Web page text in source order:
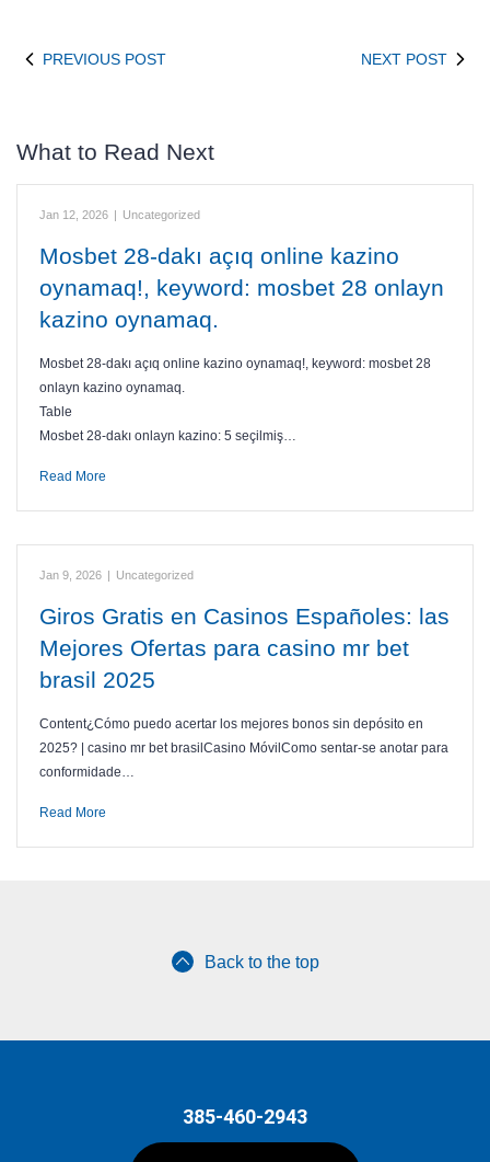
PREVIOUS POST NEXT POST
What to Read Next
Jan 12, 2026 | Uncategorized
Mosbet 28-dakı açıq online kazino
oynamaq!, keyword: mosbet 28 onlayn
kazino oynamaq.
Mosbet 28-dakı açıq online kazino oynamaq!, keyword: mosbet 28
onlayn kazino oynamaq.
Table
Mosbet 28-dakı onlayn kazino: 5 seçilmiş…
Read More
Jan 9, 2026 | Uncategorized
Giros Gratis en Casinos Españoles: las
Mejores Ofertas para casino mr bet
brasil 2025
Content¿Cómo puedo acertar los mejores bonos sin depósito en
2025? | casino mr bet brasilCasino MóvilComo sentar-se anotar para
conformidade…
Read More
Back to the top
385-460-2943